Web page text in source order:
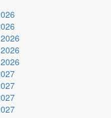
lịch
xấu?
ngày 29/4/2002 âm lịch
Sao Hư, nạp âm Đại
với điểm trung bình
ngày: